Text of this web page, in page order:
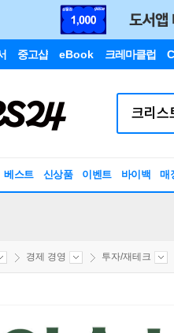
중고샵 eBook 크레마클럽
베스트 신상품 이벤트 바이백 매
경제 경영 투자/재테크